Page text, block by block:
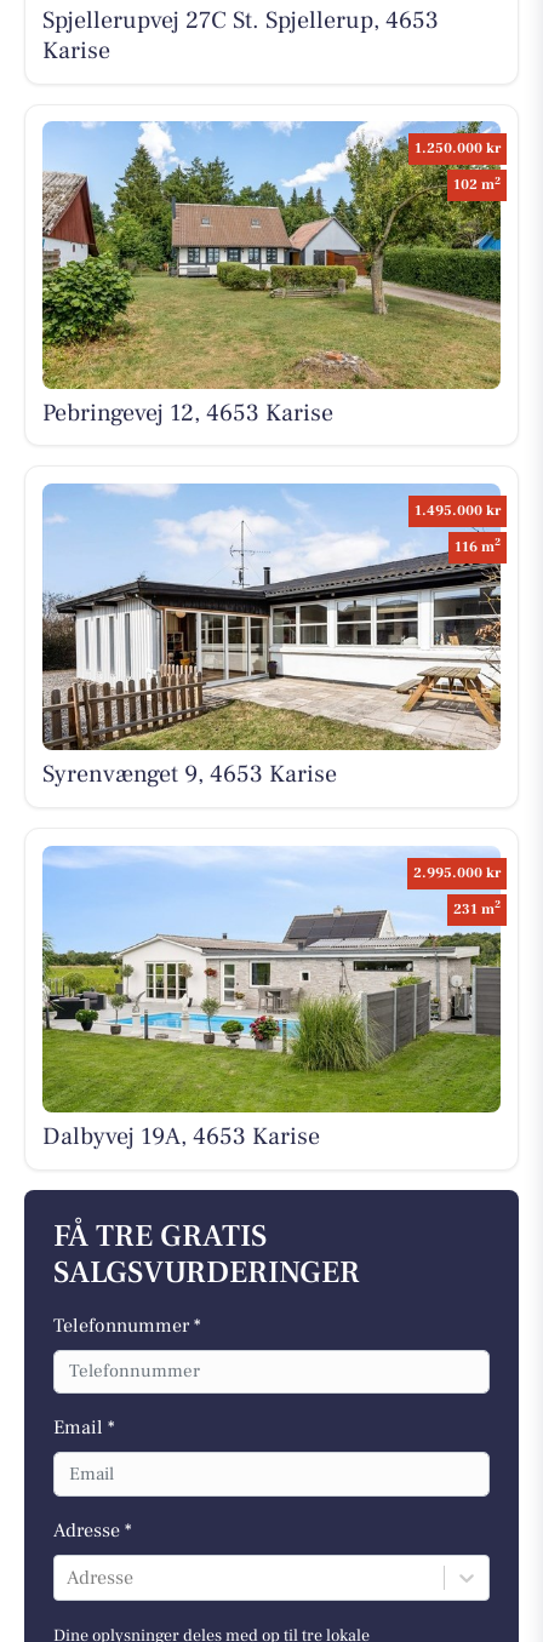
Spjellerupvej 27C St. Spjellerup, 4653
Karise
1.250.000 kr
102 m2
Pebringevej 12, 4653 Karise
1.495.000 kr
116 m2
Syrenvænget 9, 4653 Karise
2.995.000 kr
231 m2
Dalbyvej 19A, 4653 Karise
FÅ TRE GRATIS
SALGSVURDERINGER
Telefonnummer *
Email *
Adresse *
Adresse
Dine oplysninger deles med op til tre lokale